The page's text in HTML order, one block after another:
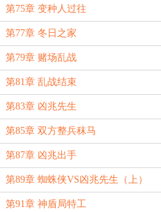
第75章 变种人过往
第77章 冬日之家
第79章 赌场乱战
第81章 乱战结束
第83章 凶兆先生
第85章 双方整兵秣马
第87章 凶兆出手
第89章 蜘蛛侠VS凶兆先生（上）
第91章 神盾局特工